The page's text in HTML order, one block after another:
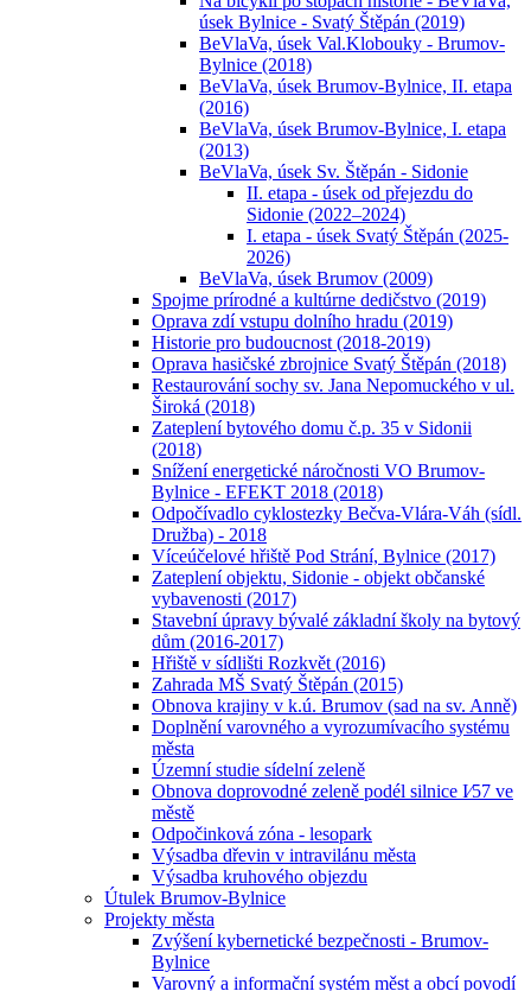
úsek Bylnice - Svatý Štěpán (2019)
BeVlaVa, úsek Val.Klobouky - Brumov-
Bylnice (2018)
BeVlaVa, úsek Brumov-Bylnice, II. etapa
(2016)
BeVlaVa, úsek Brumov-Bylnice, I. etapa
(2013)
BeVlaVa, úsek Sv. Štěpán - Sidonie
II. etapa - úsek od přejezdu do
Sidonie (2022–2024)
I. etapa - úsek Svatý Štěpán (2025-
2026)
BeVlaVa, úsek Brumov (2009)
Spojme prírodné a kultúrne dedičstvo (2019)
Oprava zdí vstupu dolního hradu (2019)
Historie pro budoucnost (2018-2019)
Oprava hasičské zbrojnice Svatý Štěpán (2018)
Restaurování sochy sv. Jana Nepomuckého v ul.
Široká (2018)
Zateplení bytového domu č.p. 35 v Sidonii
(2018)
Snížení energetické náročnosti VO Brumov-
Bylnice - EFEKT 2018 (2018)
Odpočívadlo cyklostezky Bečva-Vlára-Váh (sídl.
Družba) - 2018
Víceúčelové hřiště Pod Strání, Bylnice (2017)
Zateplení objektu, Sidonie - objekt občanské
vybavenosti (2017)
Stavební úpravy bývalé základní školy na bytový
dům (2016-2017)
Hřiště v sídlišti Rozkvět (2016)
Zahrada MŠ Svatý Štěpán (2015)
Obnova krajiny v k.ú. Brumov (sad na sv. Anně)
Doplnění varovného a vyrozumívacího systému
města
Územní studie sídelní zeleně
Obnova doprovodné zeleně podél silnice I⁄57 ve
městě
Odpočinková zóna - lesopark
Výsadba dřevin v intravilánu města
Výsadba kruhového objezdu
Útulek Brumov-Bylnice
Projekty města
Zvýšení kybernetické bezpečnosti - Brumov-
Bylnice
Varovný a informační systém měst a obcí povodí